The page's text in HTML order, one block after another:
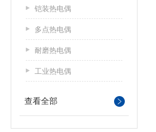
铠装热电偶
多点热电偶
耐磨热电偶
工业热电偶
查看全部